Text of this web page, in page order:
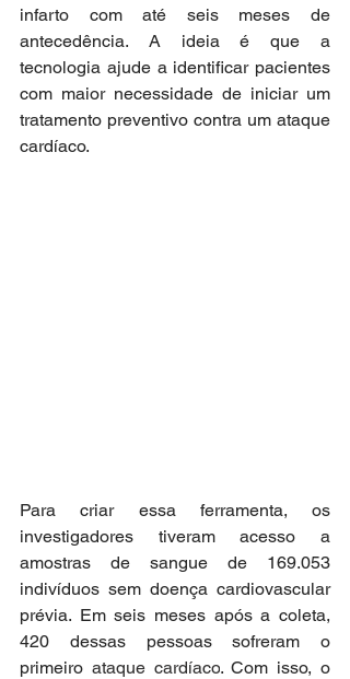
infarto com até seis meses de
antecedência. A ideia é que a
tecnologia ajude a identificar pacientes
com maior necessidade de iniciar um
tratamento preventivo contra um ataque
cardíaco.
Para criar essa ferramenta, os
investigadores tiveram acesso a
amostras de sangue de 169.053
indivíduos sem doença cardiovascular
prévia. Em seis meses após a coleta,
420 dessas pessoas sofreram o
primeiro ataque cardíaco. Com isso, o